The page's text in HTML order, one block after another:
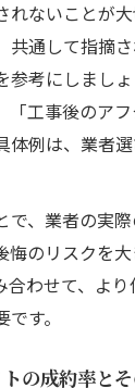
れないことが
共通して指摘
参考にしまし
「工事後のア
体例は、業者
で、業者の実
悔のリスクを
合わせて、よ
す。
の成約率と